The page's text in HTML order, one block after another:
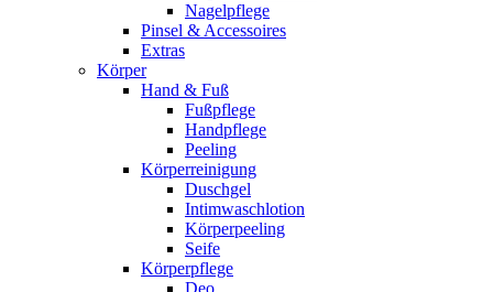
Nagelpflege
Pinsel & Accessoires
Extras
Körper
Hand & Fuß
Fußpflege
Handpflege
Peeling
Körperreinigung
Duschgel
Intimwaschlotion
Körperpeeling
Seife
Körperpflege
Deo